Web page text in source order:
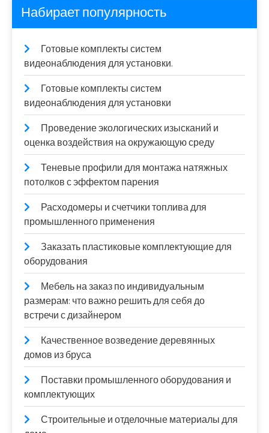
Набирает популярность
Готовые комплекты систем
видеонаблюдения для установки.
Готовые комплекты систем
видеонаблюдения для установки
Проведение экологических изысканий и
оценка воздействия на окружающую среду
Теневые профили для монтажа натяжных
потолков с эффектом парения
Расходомеры и счетчики топлива для
промышленного применения
Заказать пластиковые комплектующие для
оборудования
Мебель на заказ по индивидуальным
размерам: что важно решить для себя до
встречи с дизайнером
Качественное возведение деревянных
домов из бруса
Поставки промышленного оборудования и
комплектующих
Строительные и отделочные материалы для